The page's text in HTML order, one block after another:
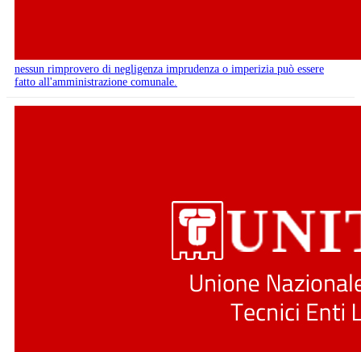
nessun rimprovero di negligenza imprudenza o imperizia può essere
fatto all'amministrazione comunale.